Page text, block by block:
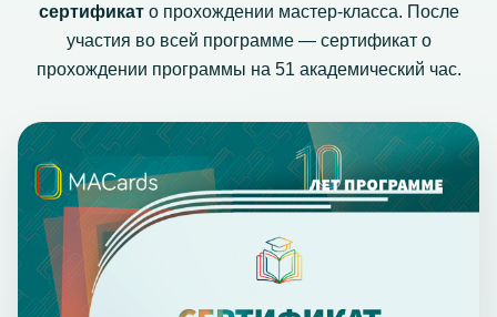
сертификато прохождении мастер-класса. После
участия во всей программе — сертификат о
прохождении программы на 51 академический час.